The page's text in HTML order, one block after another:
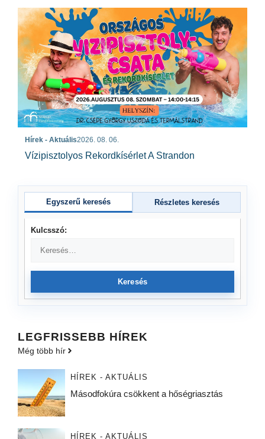
Hírek - Aktuális2026. 08. 06.
Vízipisztolyos Rekordkísérlet A Strandon
Egyszerű keresés Részletes keresés
Kulcsszó:
Keresés
LEGFRISSEBB HÍREK
Még több hír
HÍREK - AKTUÁLIS
Másodfokúra csökkent a hőségriasztás
HÍREK - AKTUÁLIS